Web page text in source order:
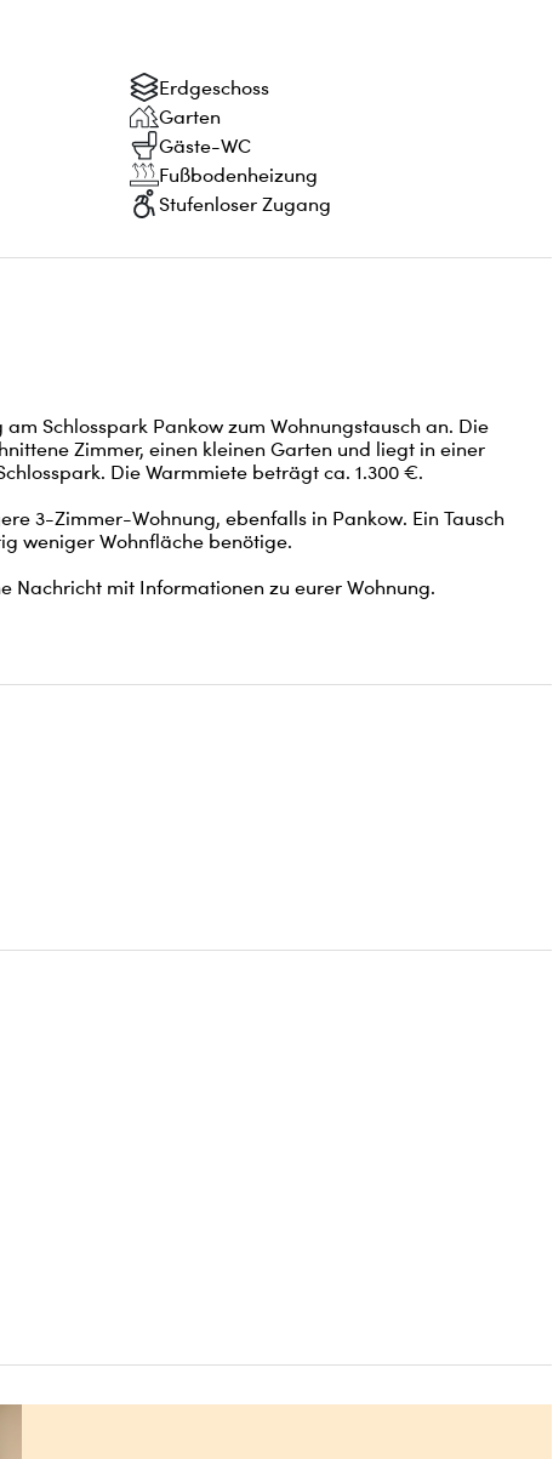
Erdgeschoss
Garten
Gäste-WC
Fußbodenheizung
Stufenloser Zugang
Schlosspark Pankow zum Wohnungstausch an. Die
Zimmer, einen kleinen Garten und liegt in einer
Die Warmmiete beträgt ca. 1.300 €.
3-Zimmer-Wohnung, ebenfalls in Pankow. Ein Tausch
weniger Wohnfläche benötige.
Nachricht mit Informationen zu eurer Wohnung.